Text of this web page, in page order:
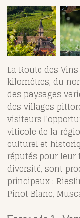
La Route des
kilomètres, du
des paysages
des villages
visiteurs
viticole de la
culturel et
réputés pour leur
diversité, sont
principaux :
Pinot Blanc,